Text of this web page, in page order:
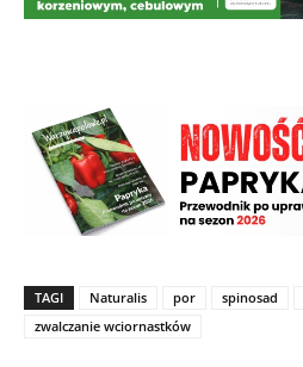
TAGI Naturalis por spinosad
zwalczanie wciornastków